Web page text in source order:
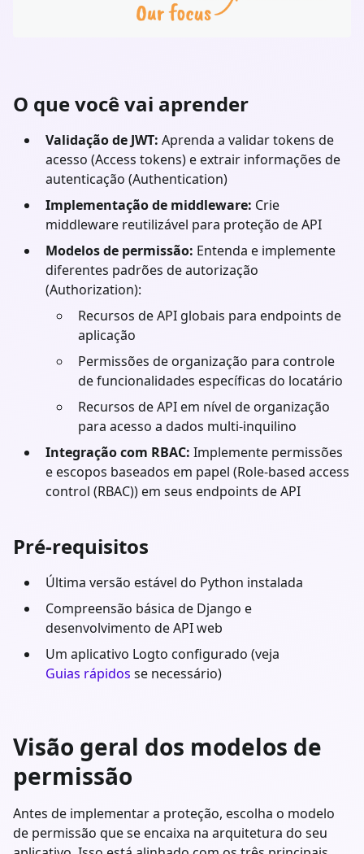
O que você vai aprender
Validação de JWT: Aprenda a validar tokens de
acesso (Access tokens) e extrair informações de
autenticação (Authentication)
Implementação de middleware: Crie
middleware reutilizável para proteção de API
Modelos de permissão: Entenda e implemente
diferentes padrões de autorização
(Authorization):
Recursos de API globais para endpoints de
aplicação
Permissões de organização para controle
de funcionalidades específicas do locatário
Recursos de API em nível de organização
para acesso a dados multi-inquilino
Integração com RBAC: Implemente permissões
e escopos baseados em papel (Role-based access
control (RBAC)) em seus endpoints de API
Pré-requisitos
Última versão estável do Python instalada
Compreensão básica de Django e
desenvolvimento de API web
Um aplicativo Logto configurado (veja
Guias rápidos se necessário)
Visão geral dos modelos de
permissão
Antes de implementar a proteção, escolha o modelo
de permissão que se encaixa na arquitetura do seu